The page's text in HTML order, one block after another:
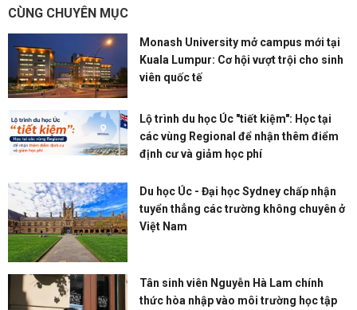
CÙNG CHUYÊN MỤC
Monash University mở campus mới tại
Kuala Lumpur: Cơ hội vượt trội cho sinh
viên quốc tế
Lộ trình du học Úc "tiết kiệm": Học tại
các vùng Regional để nhận thêm điểm
định cư và giảm học phí
Du học Úc - Đại học Sydney chấp nhận
tuyển thẳng các trường không chuyên ở
Việt Nam
Tân sinh viên Nguyễn Hà Lam chính
thức hòa nhập vào môi trường học tập